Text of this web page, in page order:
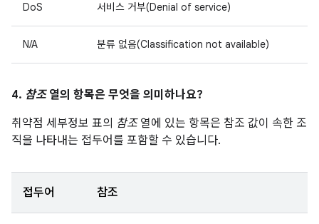
DoS 서비스 거부(Denial of service)
N/A 분류 없음(Classification not available)
4. 참조열의 항목은 무엇을 의미하나요?
취약점 세부정보 표의 참조열에 있는 항목은 참조 값이 속한 조
직을 나타내는 접두어를 포함할 수 있습니다.
접두어 참조